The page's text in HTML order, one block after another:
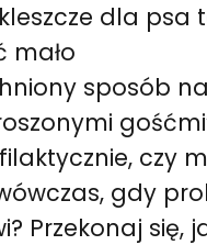
dla psa
mało
sposób
czy
gdy
Przekonaj się,